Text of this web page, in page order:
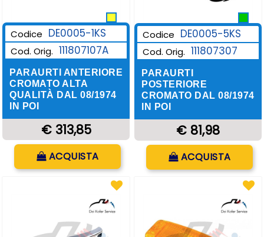
Codice DE0005-1KS
Cod. Orig. 111807107A
PARAURTI ANTERIORE
CROMATO ALTA
QUALITÀ DAL 08/1974
IN POI
€ 313,85
Quantità
ACQUISTA
Codice DE0005-5KS
Cod. Orig. 111807307
PARAURTI
POSTERIORE
CROMATO DAL 08/1974
IN POI
€ 81,98
ACQUISTA